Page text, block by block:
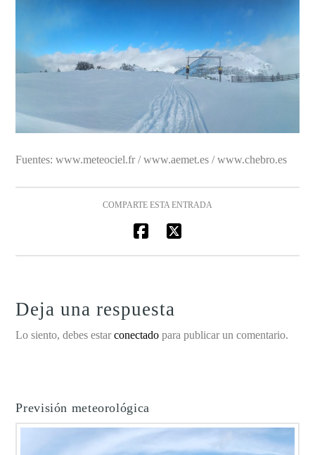
Fuentes: www.meteociel.fr / www.aemet.es / www.chebro.es
COMPARTE ESTA ENTRADA
Deja una respuesta
Lo siento, debes estarconectado para publicar un comentario.
Previsión meteorológica